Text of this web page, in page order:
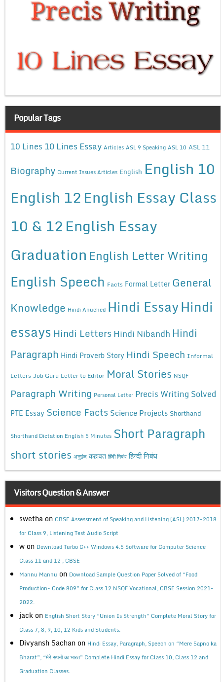
Popular Tags
10 Lines 10 Lines Essay Articles ASL 9 Speaking ASL 10 ASL 11
Biography Current Issues Articles English English 10
English 12English Essay Class
10 & 12English Essay
Graduation English Letter Writing
English Speech Facts Formal Letter General
Knowledge Hindi Anuched Hindi EssayHindi
essays Hindi Letters Hindi Nibandh Hindi
Paragraph Hindi Proverb Story Hindi Speech Informal
Letters Job Guru Letter to Editor Moral Stories NSQF
Paragraph Writing Personal Letter Precis Writing Solved
PTE Essay Science Facts Science Projects Shorthand
Shorthand Dictation English 5 Minutes Short Paragraph
short stories अनुछेद कहावत हिंदी निबंध हिन्दी निबंध
Visitors Question & Answer
swetha on CBSE Assessment of Speaking and Listening (ASL) 2017-2018
for Class 9, Listening Test Audio Script
w on Download Turbo C++ Windows 4.5 Software for Computer Science
Class 11 and 12 , CBSE
Mannu Mannu on Download Sample Question Paper Solved of “Food
Production- Code 809” for Class 12 NSQF Vocational, CBSE Session 2021-
2022.
jack on English Short Story “Union Is Strength” Complete Moral Story for
Class 7, 8, 9, 10, 12 Kids and Students.
Divyansh Sachan on Hindi Essay, Paragraph, Speech on “Mere Sapno ka
Bharat”, “मेरे सपनों का भारत” Complete Hindi Essay for Class 10, Class 12 and
Graduation Classes.